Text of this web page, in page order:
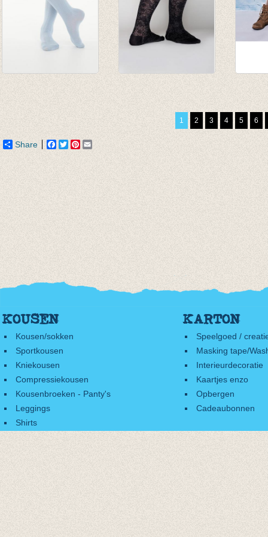
€
€ 7,50
1 2 3 4 5 6
Share Facebook
TwitterPinterest
KOUSEN
Kousen/sokken
Sportkousen
Kniekousen
Compressiekousen
Kousenbroeken - Panty's
Leggings
Shirts
KARTON
Speelgoed /
Masking tape/
Interieurdecoratie
Kaartjes enzo
Opbergen
Cadeaubonnen